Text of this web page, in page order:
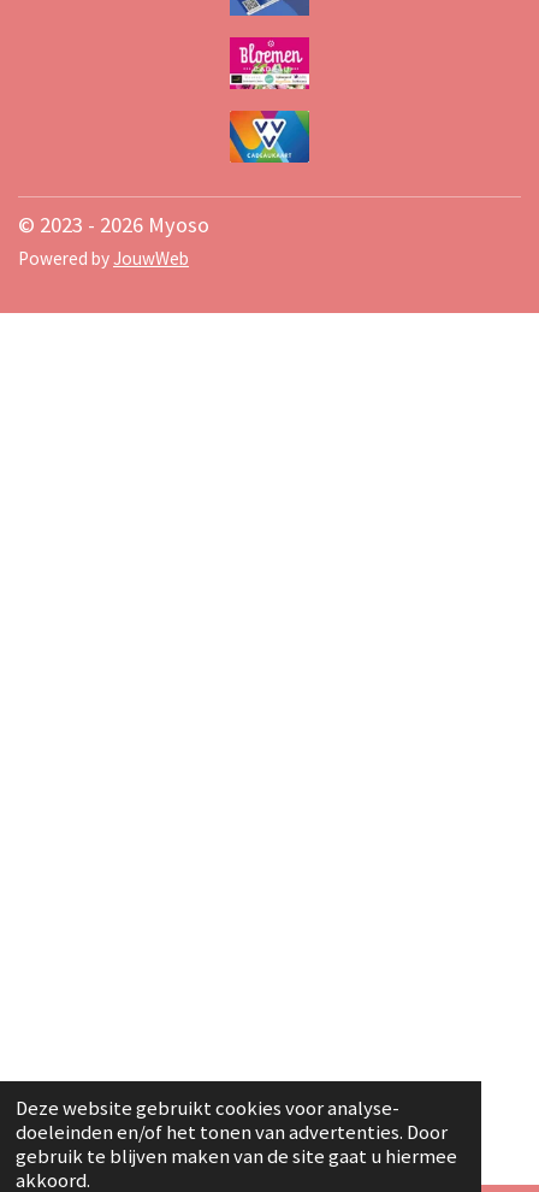
Deze website gebruikt cookies voor analyse-
doeleinden en/of het tonen van advertenties. Door
gebruik te blijven maken van de site gaat u hiermee
akkoord.
© 2023 - 2026 Myoso
Powered byJouwWeb